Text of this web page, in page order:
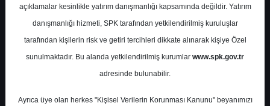
ARCLK - 4. Çeyrek
Değerlendirmesi
açıklamalar kesinlikle yatırım danışmanlığı kapsamında değildir. Yatırım
danışmanlığı hizmeti, SPK tarafından yetkilendirilmiş kuruluşlar
tarafından kişilerin risk ve getiri tercihleri dikkate alınarak kişiye Özel
sunulmaktadır. Bu alanda yetkilendirilmiş kurumlar www.spk.gov.tr
adresinde bulunabilir.
Ayrıca üye olan herkes "Kişisel Verilerin Korunması Kanunu" beyanımızı